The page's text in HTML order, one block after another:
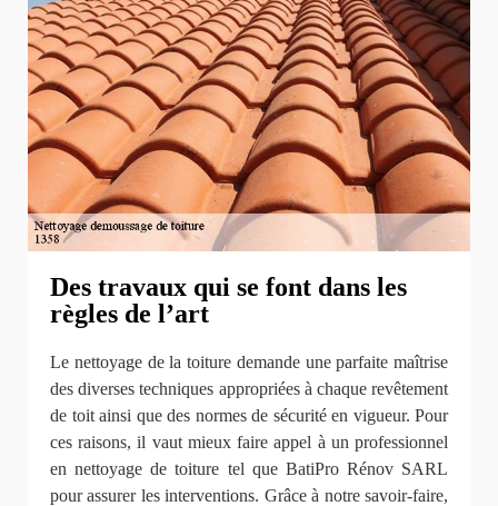
Des travaux qui se font dans les
règles de l’art
Le nettoyage de la toiture demande une parfaite maîtrise
des diverses techniques appropriées à chaque revêtement
de toit ainsi que des normes de sécurité en vigueur. Pour
ces raisons, il vaut mieux faire appel à un professionnel
en nettoyage de toiture tel que BatiPro Rénov SARL
pour assurer les interventions. Grâce à notre savoir-faire,